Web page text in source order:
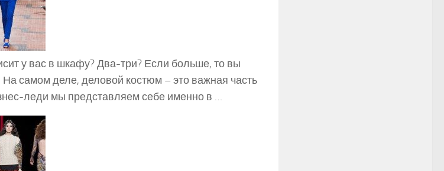
у вас в шкафу? Два-три? Если больше, то вы
На самом деле, деловой костюм – это важная часть
леди мы представляем себе именно в …